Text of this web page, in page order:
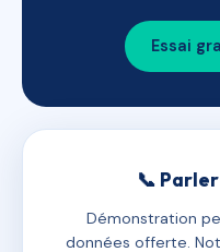
Essai
📞
Démonstration
données offerte.